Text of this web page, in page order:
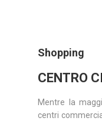
Shopping
CENTRO
Mentre la
centri